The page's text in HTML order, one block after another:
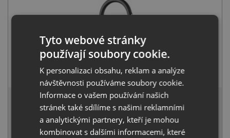
3 141 Kčs DPH
12 731 Kčs DPH
Běžná cena: 13 401 Kč
Sleva: 670 Kč
Tyto webové stránky
používají soubory cookie.
K personalizaci obsahu, reklam a analýze
návštěvnosti používáme soubory cookie.
Informace o vašem používání našich
stránek také sdílíme s našimi reklamními
a analytickými partnery, kteří je mohou
kombinovat s dalšími informacemi, které